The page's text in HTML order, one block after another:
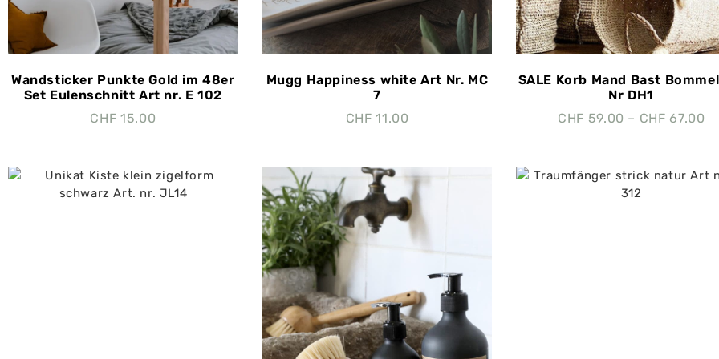
Wandsticker Punkte Gold im 48er
Set Eulenschnitt Art nr. E 102
CHF 15.00
Mugg Happiness white Art Nr. MC
7
CHF 11.00
SALE Korb Mand Bast
Nr DH1
CHF 59.00 – CHF 67.00